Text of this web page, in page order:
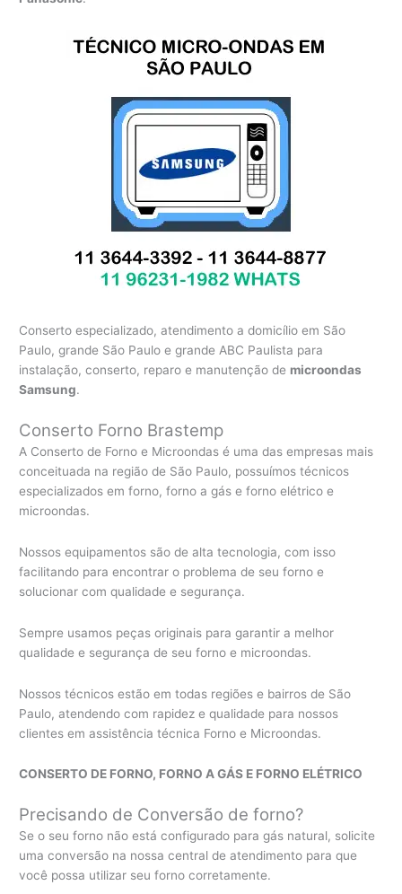
Conserto especializado, atendimento a domicílio em São
Paulo, grande São Paulo e grande ABC Paulista para
instalação, conserto, reparo e manutenção de microondas
Samsung.
Conserto Forno Brastemp
A Conserto de Forno e Microondas é uma das empresas mais
conceituada na região de São Paulo, possuímos técnicos
especializados em forno, forno a gás e forno elétrico e
microondas.
Nossos equipamentos são de alta tecnologia, com isso
facilitando para encontrar o problema de seu forno e
solucionar com qualidade e segurança.
Sempre usamos peças originais para garantir a melhor
qualidade e segurança de seu forno e microondas.
Nossos técnicos estão em todas regiões e bairros de São
Paulo, atendendo com rapidez e qualidade para nossos
clientes em assistência técnica Forno e Microondas.
CONSERTO DE FORNO, FORNO A GÁS E FORNO ELÉTRICO
Precisando de Conversão de forno?
Se o seu forno não está configurado para gás natural, solicite
uma conversão na nossa central de atendimento para que
você possa utilizar seu forno corretamente.